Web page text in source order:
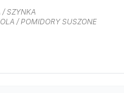
/ SZYNKA
/ POMIDORY SUSZONE